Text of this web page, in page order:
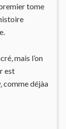
tome
mais l’on
est
, comme déjàa